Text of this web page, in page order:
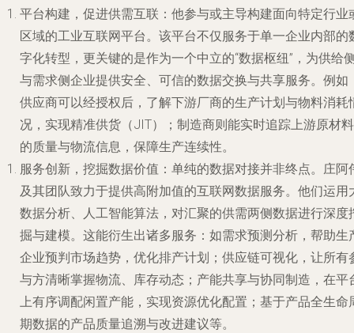
平台构建，促进供需互联 ：他参与或主导构建面向特定行业
区域的工业互联网平台。该平台不仅服务于单一企业内部的
字化转型，更关键的是作为一个中立的“数据枢纽”，为供给
与需求侧企业提供安全、可信的数据交换与共享服务。例如
供应商可以经授权后，了解下游厂商的生产计划与物料消耗
况，实现精准供货（JIT）；制造商则能实时追踪上游原材料
的质量与物流信息，保障生产连续性。
服务创新，挖掘数据价值 ：单纯的数据对接并非终点。庄阿
及其团队致力于提供高附加值的互联网数据服务。他们运用
数据分析、人工智能算法，对汇聚的供需两侧数据进行深度
掘与建模。这能衍生出诸多服务：如需求预测分析，帮助生
企业预判市场趋势，优化排产计划；供应链可视化，让所有
与方清晰掌握物流、库存动态；产能共享与协同制造，在平
上有序调配闲置产能，实现资源优化配置；基于产品全生命
期数据的产品质量追溯与改进建议等。